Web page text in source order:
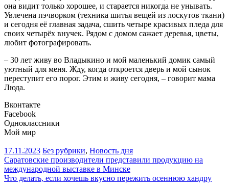
она видит только хорошее, и старается никогда не унывать.
Увлечена пэчворком (техника шитья вещей из лоскутов ткани)
и сегодня её главная задача, сшить четыре красивых пледа для
своих четырёх внучек. Рядом с домом сажает деревья, цветы,
любит фотографировать.
– 30 лет живу во Владыкино и мой маленький домик самый
уютный для меня. Жду, когда откроется дверь и мой сынок
переступит его порог. Этим и живу сегодня, – говорит мама
Люда.
Вконтакте
Facebook
Одноклассники
Мой мир
17.11.2023 Без рубрики, Новость дня
Навигация
по
Саратовские производители представили продукцию на
международной выставке в Минске
Что делать, если хочешь вкусно пережить осеннюю хандру